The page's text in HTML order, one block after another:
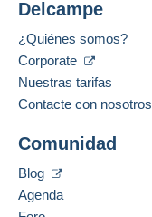
Delcampe
¿Quiénes somos?
Corporate
Nuestras tarifas
Contacte con nosotros
Comunidad
Blog
Agenda